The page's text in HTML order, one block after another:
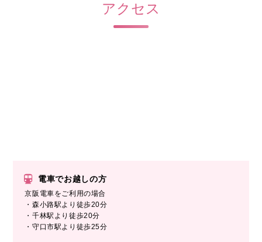
アクセス
電車でお越しの方
京阪電車をご利用の場合
・森小路駅より徒歩20分
・千林駅より徒歩20分
・守口市駅より徒歩25分